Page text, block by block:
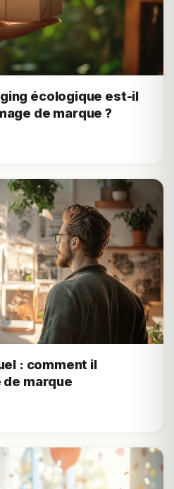
écologique est-il
de marque ?
: comment il
marque